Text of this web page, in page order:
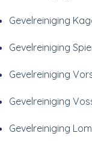
Gevelreiniging
Gevelreiniging
Gevelreiniging
Gevelreiniging
Gevelreiniging